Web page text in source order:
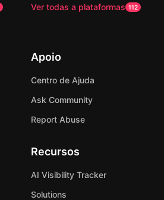
Ver todas a plataformas 112
Apoio
Centro de Ajuda
Ask Community
Report Abuse
Recursos
AI Visibility Tracker
Solutions